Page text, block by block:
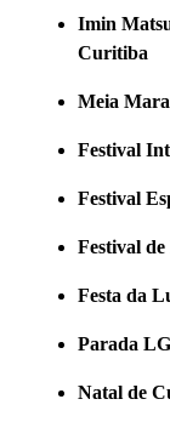
Imin
Curitiba
Meia
Festival
Festival
Festival
Festa da
Parada
Natal de